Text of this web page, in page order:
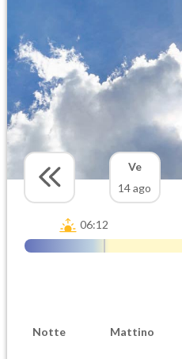
Ve
14 ago
06:12
Notte Mattino